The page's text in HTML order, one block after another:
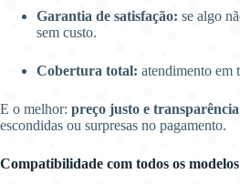
Garantia de satisfação: se algo
sem custo.
Cobertura total: atendimento em
E o melhor: preço justo e
escondidas ou surpresas no pagamento.
Compatibilidade com todos os